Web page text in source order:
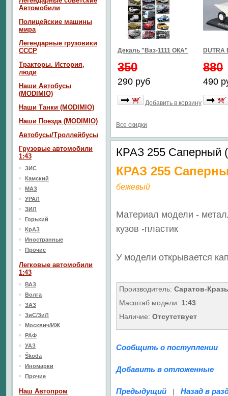
Декаль "Ваз-1111 ОКА"
350
290 руб
Добавить в корзину
DUTRA
880
490
Все скидки
КРАЗ 255 Саперный
КРАЗ 255
бежевый
Материал модели -
кузов -пластик
У модели открывается
Производитель: Саратов-
Масштаб модели: 1:43
Наличие: Отсутствует
Сообщить о поступлении
Добавить в отложенные
Предыдущий | Назад в
Автомобили
Полицейские машины
мира
Легендарные грузовики
СССР
Тракторы. История,
люди
Наши Автобусы
(MODIMIO)
Наши Танки (MODIMIO)
Наши Поезда (MODIMIO)
Автобусы/Троллейбусы
Грузовые автомобили
1:43
ЗИС
Камский
МАЗ
УРАЛ
ЗИЛ
Горький
КрАЗ
Иностранные
Прочие
Легковые автомобили
1:43
ВАЗ
Волга
ЗАЗ
ЗиС/ЗиЛ
Москвич/ИЖ
РАФ
УАЗ
Škoda
Иномарки
Прочие
Наш Aвтопром